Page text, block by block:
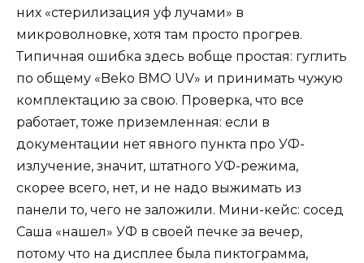
них «стерилизация уф лучами» в
микроволновке, хотя там просто прогрев.
Типичная ошибка здесь вобще простая: гуглить
по общему «Beko BMO UV» и принимать чужую
комплектацию за свою. Проверка, что все
работает, тоже приземленная: если в
документации нет явного пункта про УФ-
излучение, значит, штатного УФ-режима,
скорее всего, нет, и не надо выжимать из
панели то, чего не заложили. Мини-кейс: сосед
Саша «нашел» УФ в своей печке за вечер,
потому что на дисплее была пиктограмма,